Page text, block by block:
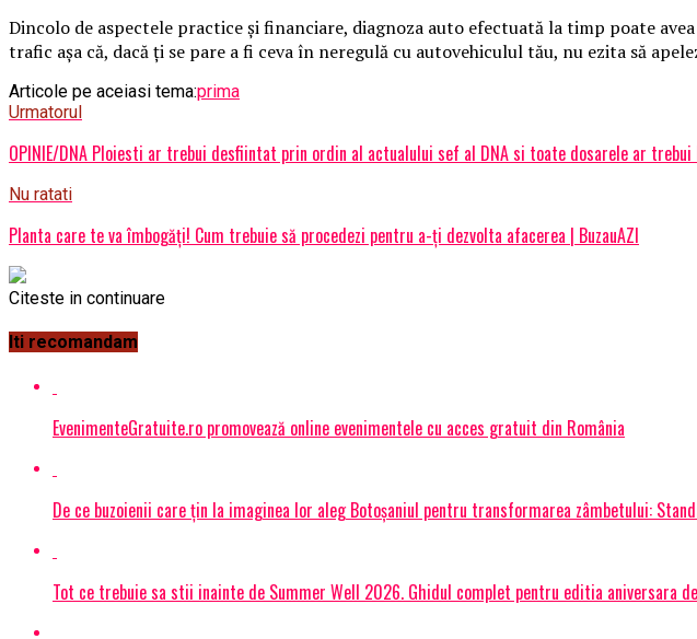
Dincolo de aspectele practice şi financiare, diagnoza auto efectuată la timp poate
trafic aşa că, dacă ţi se pare a fi ceva în neregulă cu autovehiculul tău, nu ezita să
Articole pe aceiasi tema:prima
Urmatorul
OPINIE/DNA Ploiesti ar trebui desfiintat prin ordin al actualului sef al DNA si toate dosarele ar
Nu ratati
Planta care te va îmbogăți! Cum trebuie să procedezi pentru a-ți dezvolta afacerea | BuzauAZI
Citeste in continuare
Iti recomandam
EvenimenteGratuite.ro promovează online evenimentele cu acces gratuit din România
De ce buzoienii care țin la imaginea lor aleg Botoșaniul pentru transformarea zâmbetului:
Tot ce trebuie sa stii inainte de Summer Well 2026. Ghidul complet pentru editia aniversara